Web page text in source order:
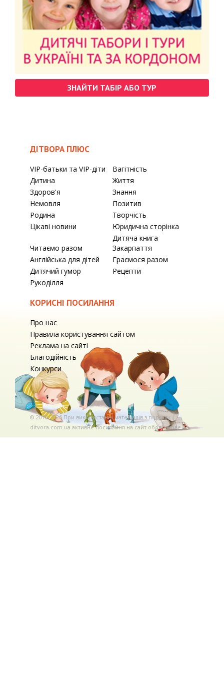
ЗНАЙТИ ТАБІР АБО ТУР
ДІТВОРА ПЛЮС
VIP-батьки та VIP-діти
Вагітність
Дитина
Життя
Здоров'я
Знання
Немовля
Позитив
Родина
Творчість
Цікаві новини
Юридична сторінка
Читаємо разом
Дитяча книга
Закарпаття
Англійська для дітей
Граємося разом
Дитячий гумор
Рецепти
Рукоділля
КОРИСНІ ПОСИЛАННЯ
Про нас
Правила користування сайтом
Реклама на сайті
Благодійність
Конкурси
© 2010-2026 При використаннi матерiалiв з порталу
ditvora.com.ua активне посилання на сайт обов'язкове. .